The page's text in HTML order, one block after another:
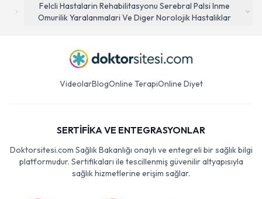
Felcli Hastalarin Rehabilitasyonu Serebral Palsi Inme
Omurilik Yaralanmalari Ve Diger Norolojik Hastaliklar
VideolarBlogOnline TerapiOnline Diyet
SERTİFİKA VE ENTEGRASYONLAR
Doktorsitesi.com Sağlık Bakanlığı onaylı ve entegreli bir sağlık bilgi
platformudur. Sertifikaları ile tescillenmiş güvenilir altyapısıyla
sağlık hizmetlerine erişim sağlar.